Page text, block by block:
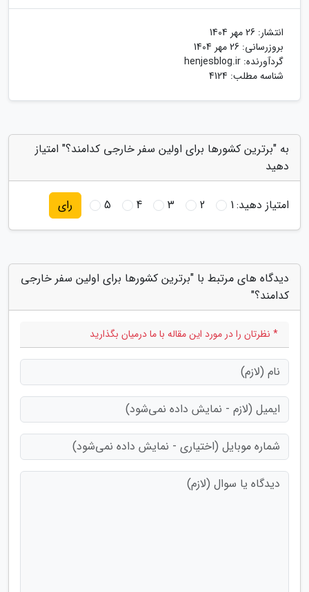
انتشار: 26 مهر 1404
بروزرسانی: 26 مهر 1404
گردآورنده: henjesblog.ir
شناسه مطلب: 4124
به "برترین کشورها برای اولین سفر خارجی کدامند؟" امتیاز
دهید
امتیاز دهید:1
2
3
4
5 رای
دیدگاه های مرتبط با "برترین کشورها برای اولین سفر خارجی
کدامند؟"
* نظرتان را در مورد این مقاله با ما درمیان بگذارید